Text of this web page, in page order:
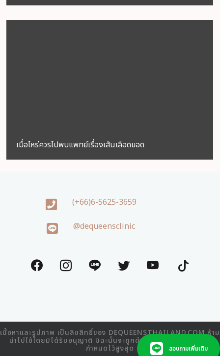
เมื่อไหร่ควรไปพบแพทย์เรื่องเส้นเลือดขอด
(+66)6-5625-3659
@dequeensclinic
สอบถามเพิ่มเติม
เนื้อหาและรูปภาพ เป็นลิขสิทธิ์ของ DEQUEENSTHAILAND.COM ห้าม
นำไปใช้โดยมิได้รับอนุญาติ มิฉะนั้นจะถูกดำเนินคดีตามที่กฎหมาย
กำหนดไว้สูงสุด